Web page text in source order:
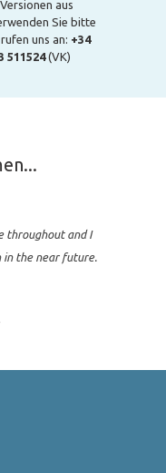
aus
Sie bitte
uns an: +34
511524(VK)
throughout and I
in the near future.